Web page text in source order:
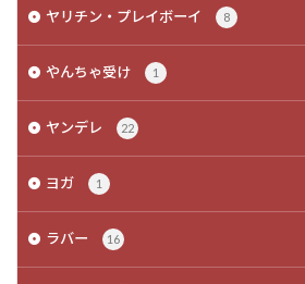
ヤリチン・プレイボーイ 8
やんちゃ受け 1
ヤンデレ 22
ヨガ 1
ラバー 16